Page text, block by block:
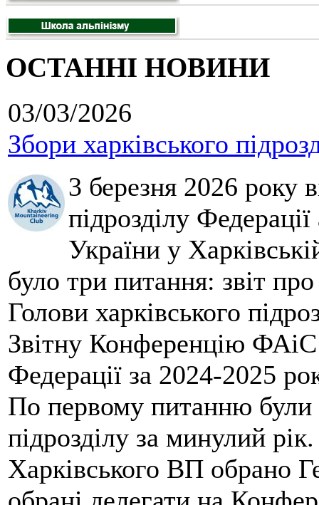
ОСТАННІ НОВИНИ
03/03/2026
Збори харківського
3 березня 2026 року
підрозділу
України у
було три питання: звіт
Голови харківського
Звітну Конференцію
Федерації за 2024-2025
По первому питанню були
підрозділу за минулий
Харківського ВП обрано